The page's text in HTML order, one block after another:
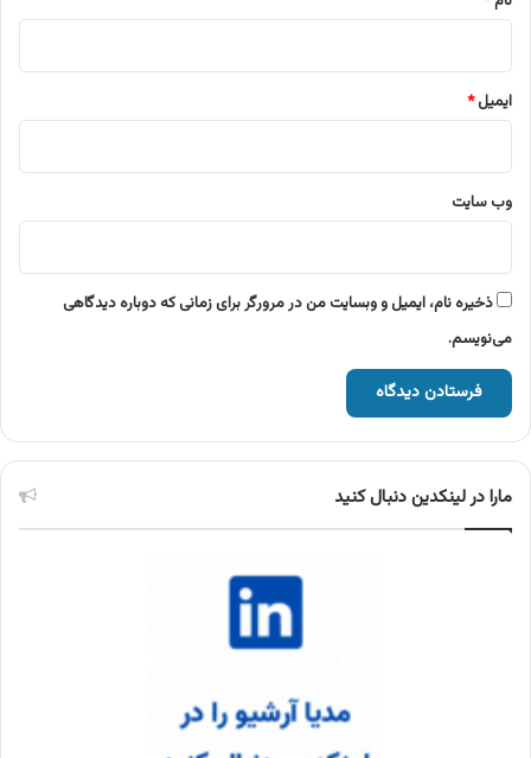
ایمیل*
وب‌ سایت
ذخیره نام، ایمیل و وبسایت من در مرورگر برای زمانی که دوباره دیدگاهی
می‌نویسم.
مارا در لینکدین دنبال کنید